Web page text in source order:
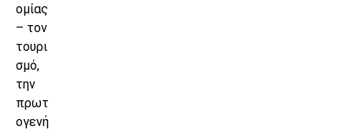
ομίας
– τον
τουρι
σμό,
την
πρωτ
ογενή